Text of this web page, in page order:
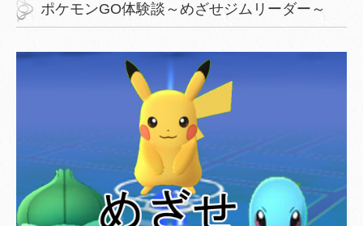
ポケモンGO体験談～めざせジムリーダー～